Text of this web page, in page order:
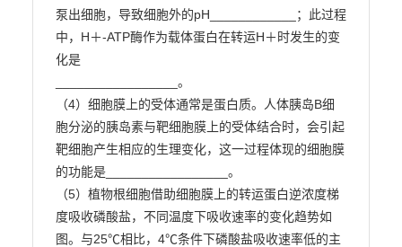
泵出细胞，导致细胞外的pH____________；此过程
中，H＋-ATP酶作为载体蛋白在转运H＋时发生的变
化是
_________________。
（4）细胞膜上的受体通常是蛋白质。人体胰岛B细
胞分泌的胰岛素与靶细胞膜上的受体结合时，会引起
靶细胞产生相应的生理变化，这一过程体现的细胞膜
的功能是_________________。
（5）植物根细胞借助细胞膜上的转运蛋白逆浓度梯
度吸收磷酸盐，不同温度下吸收速率的变化趋势如
图。与25℃相比，4℃条件下磷酸盐吸收速率低的主